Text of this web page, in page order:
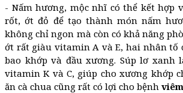
- Nấm hương, mộc nhĩ có thể kết hợp
rốt, ớt đỏ để tạo thành món nấm
không chỉ ngon mà còn có khả năng
ớt rất giàu vitamin A và E, hai nhân tố
bao khớp và đầu xương. Súp lơ xanh
vitamin K và C, giúp cho xương khớp
ăn cà chua cũng rất có lợi cho bệnh